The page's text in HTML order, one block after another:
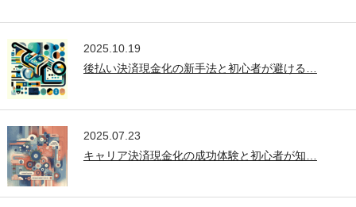
2025.10.19
後払い決済現金化の新手法と初心者が避ける…
2025.07.23
キャリア決済現金化の成功体験と初心者が知…